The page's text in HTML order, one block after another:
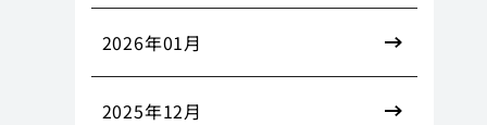
2026年01月
2025年12月